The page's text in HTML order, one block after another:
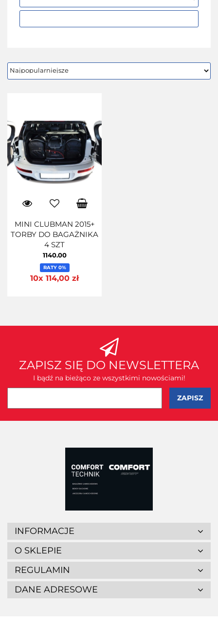
MINI CLUBMAN 2015+
TORBY DO BAGAŻNIKA
4 SZT
1140.00
RATY 0%
10x 114,00 zł
ZAPISZ SIĘ DO NEWSLETTERA
I bądź na bieżąco ze wszystkimi nowościami!
INFORMACJE
O SKLEPIE
REGULAMIN
DANE ADRESOWE